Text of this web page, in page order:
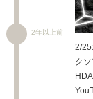
2年以上前
2/25
ク